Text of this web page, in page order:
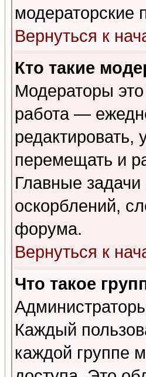
модераторские
Вернуться к
Кто такие
Модераторы
работа —
редактировать,
перемещать и
Главные
оскорблений,
форума.
Вернуться к
Что такое
Каждый
каждой группе